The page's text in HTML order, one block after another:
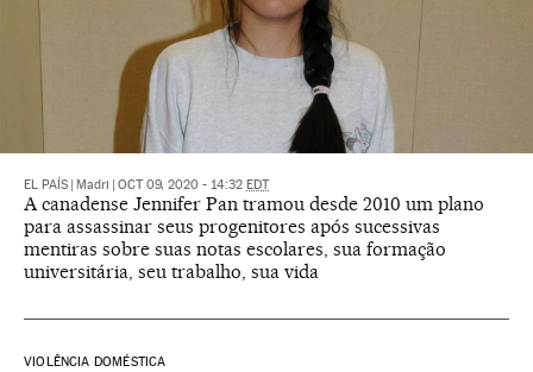
EL PAÍS Madri OCT 09, 2020 - 14:32 EDT
A canadense Jennifer Pan tramou desde 2010 um plano
para assassinar seus progenitores após sucessivas
mentiras sobre suas notas escolares, sua formação
universitária, seu trabalho, sua vida
VIOLÊNCIA DOMÉSTICA